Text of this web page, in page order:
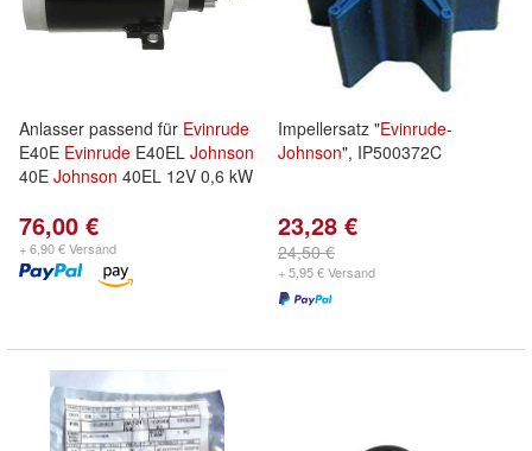
Anlasser passend für Evinrude
E40E Evinrude E40EL Johnson
40E Johnson 40EL 12V 0,6 kW
76,00 €
+ 6,90 € Versand
Impellersatz "Evinrude-
Johnson", IP500372C
23,28 €
24,50 €
+ 5,95 € Versand